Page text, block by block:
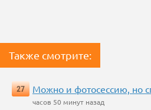
Также смотрите:
27 Можно и фотосессию, но
часов 50 минут назад